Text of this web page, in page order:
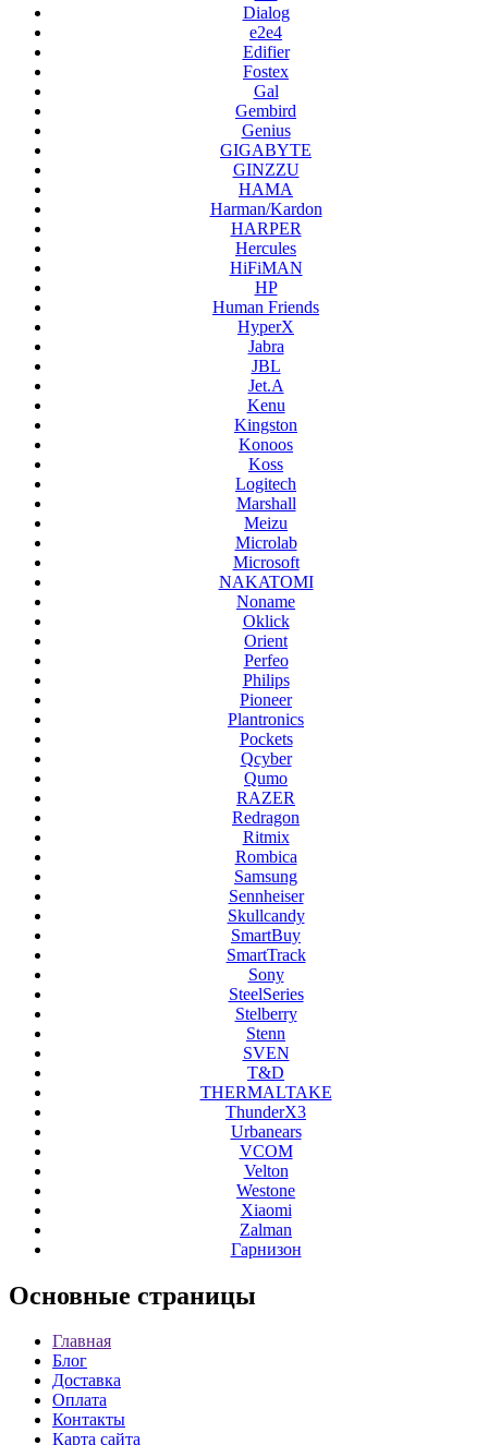
Dialog
e2e4
Edifier
Fostex
Gal
Gembird
Genius
GIGABYTE
GINZZU
HAMA
Harman/Kardon
HARPER
Hercules
HiFiMAN
HP
Human Friends
HyperX
Jabra
JBL
Jet.A
Kenu
Kingston
Konoos
Koss
Logitech
Marshall
Meizu
Microlab
Microsoft
NAKATOMI
Noname
Oklick
Orient
Perfeo
Philips
Pioneer
Plantronics
Pockets
Qcyber
Qumo
RAZER
Redragon
Ritmix
Rombica
Samsung
Sennheiser
Skullcandy
SmartBuy
SmartTrack
Sony
SteelSeries
Stelberry
Stenn
SVEN
T&D
THERMALTAKE
ThunderX3
Urbanears
VCOM
Velton
Westone
Xiaomi
Zalman
Гарнизон
Основные страницы
Главная
Блог
Доставка
Оплата
Контакты
Карта сайта